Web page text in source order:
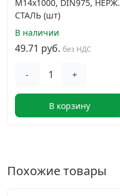
М14х1000, DIN975, НЕРЖ.
СТАЛЬ (шт)
В наличии
49.71 руб. без НДС
- +
В корзину
Похожие товары